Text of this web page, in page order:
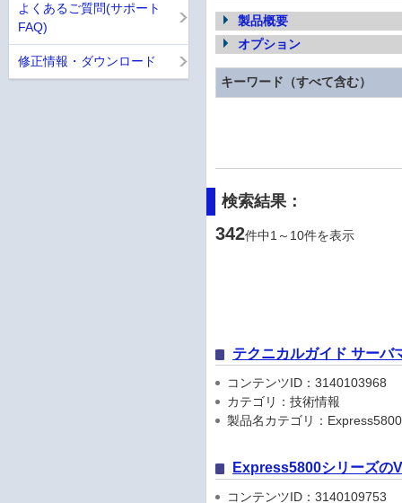
製品概要
オプション
キーワード（すべて含む）
検索結果：
342件中1～10件を表示
テクニカルガイド サーバ
コンテンツID：3140103968
カテゴリ：技術情報
製品名カテゴリ：
Express5800シリーズの
コンテンツID：3140109753
よくあるご質問(サポート
FAQ)
修正情報・ダウンロード